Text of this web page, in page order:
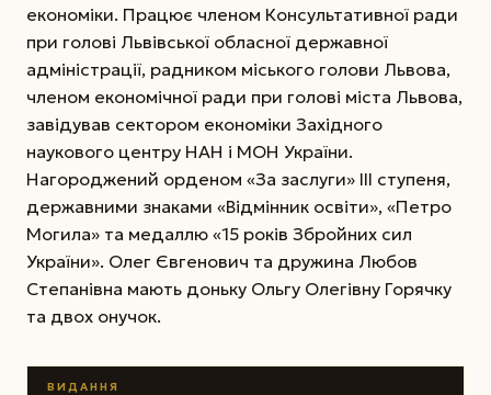
економіки. Працює членом Консультативної ради
при голові Львівської обласної державної
адміністрації, радником міського голови Львова,
членом економічної ради при голові міста Львова,
завідував сектором економіки Західного
наукового центру НАН і МОН України.
Нагороджений орденом «За заслуги» ІІІ ступеня,
державними знаками «Відмінник освіти», «Петро
Могила» та медаллю «15 років Збройних сил
України». Олег Євгенович та дружина Любов
Степанівна мають доньку Ольгу Олегівну Горячку
та двох онучок.
ВИДАННЯ